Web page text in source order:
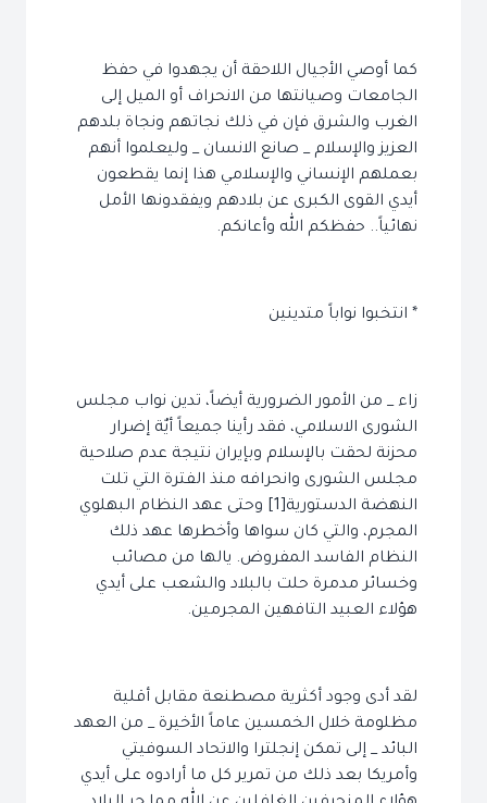
كما أوصي الأجيال اللاحقة أن يجهدوا في حفظ
الجامعات وصيانتها من الانحراف أو الميل إلى
الغرب والشرق فإن في ذلك نجاتهم ونجاة بلدهم
العزيز والإسلام _ صانع الانسان _ وليعلموا أنهم
بعملهم الإنساني والإسلامي هذا إنما يقطعون
أيدي القوى الكبرى عن بلادهم ويفقدونها الأمل
نهائياً.. حفظكم الله وأعانكم.
* انتخبوا نواباً متدينين
زاء _ من الأمور الضرورية أيضاً، تدين نواب مجلس
الشورى الاسلامي، فقد رأينا جميعاً أيٌة إضرار
محزنة لحقت بالإسلام وبإيران نتيجة عدم صلاحية
مجلس الشورى وانحرافه منذ الفترة التي تلت
النهضة الدستورية[1] وحتى عهد النظام البهلوي
المجرم، والتي كان سواها وأخطرها عهد ذلك
النظام الفاسد المفروض. يالها من مصائب
وخسائر مدمرة حلت بالبلاد والشعب على أيدي
هؤلاء العبيد التافهين المجرمين.
لقد أدى وجود أكثرية مصطنعة مقابل أقلية
مظلومة خلال الخمسين عاماً الأخيرة _ من العهد
البائد _ إلى تمكن إنجلترا والاتحاد السوفيتي
وأمريكا بعد ذلك من تمرير كل ما أرادوه على أيدي